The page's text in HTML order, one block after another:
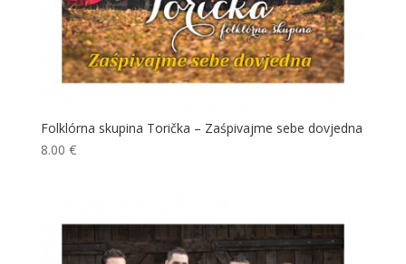
Folklórna skupina Torička – Zaśpivajme sebe dovjedna
8.00 €